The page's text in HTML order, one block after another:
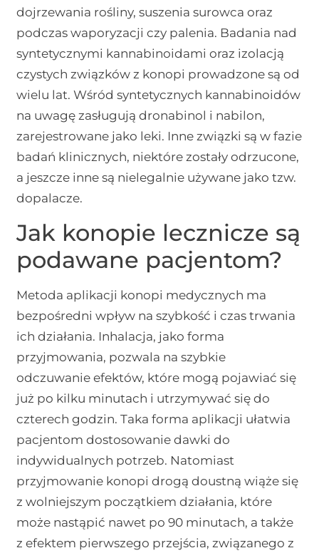
dojrzewania rośliny, suszenia surowca oraz
podczas waporyzacji czy palenia. Badania nad
syntetycznymi kannabinoidami oraz izolacją
czystych związków z konopi prowadzone są od
wielu lat. Wśród syntetycznych kannabinoidów
na uwagę zasługują dronabinol i nabilon,
zarejestrowane jako leki. Inne związki są w fazie
badań klinicznych, niektóre zostały odrzucone,
a jeszcze inne są nielegalnie używane jako tzw.
dopalacze.
Jak konopie lecznicze są
podawane pacjentom?
Metoda aplikacji konopi medycznych ma
bezpośredni wpływ na szybkość i czas trwania
ich działania. Inhalacja, jako forma
przyjmowania, pozwala na szybkie
odczuwanie efektów, które mogą pojawiać się
już po kilku minutach i utrzymywać się do
czterech godzin. Taka forma aplikacji ułatwia
pacjentom dostosowanie dawki do
indywidualnych potrzeb. Natomiast
przyjmowanie konopi drogą doustną wiąże się
z wolniejszym początkiem działania, które
może nastąpić nawet po 90 minutach, a także
z efektem pierwszego przejścia, związanego z